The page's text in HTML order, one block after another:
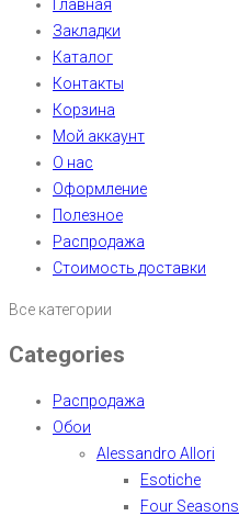
Главная
Закладки
Каталог
Контакты
Корзина
Мой аккаунт
О нас
Оформление
Полезное
Распродажа
Стоимость доставки
Все категории
Categories
Распродажа
Обои
Alessandro Allori
Esotiche
Four Seasons